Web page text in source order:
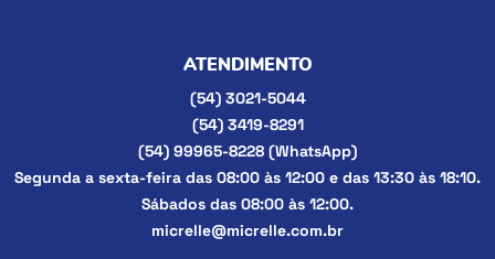
ATENDIMENTO
(54)3021-5044
(54)3419-8291
(54) 99965-8228 (WhatsApp)
Segunda a sexta-feira das 08:00 às 12:00 e das 13:30 às 18:10.
Sábados das 08:00 às 12:00.
micrelle@micrelle.com.br